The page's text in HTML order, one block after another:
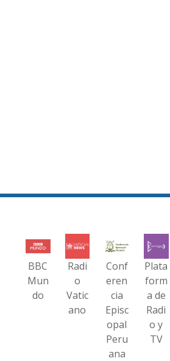
BBC
Mun
do
Radi
o
Vatic
ano
Conf
eren
cia
Episc
opal
Peru
ana
Plata
form
a de
Radi
o y
TV